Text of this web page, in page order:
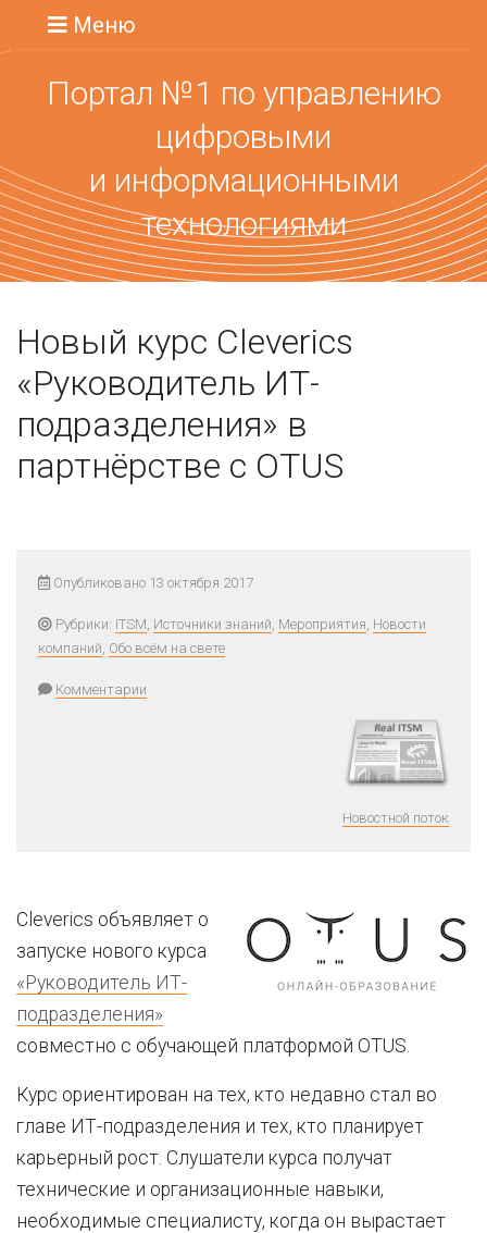
Меню
Портал №1 по управлению
цифровыми
и информационными
технологиями
Новый курс Cleverics
«Руководитель ИТ-
подразделения» в
партнёрстве с OTUS
Опубликовано 13 октября 2017
Рубрики: ITSM, Источники знаний, Мероприятия, Новости
компаний, Обо всём на свете
Комментарии
Новостной поток
Cleverics объявляет о
запуске нового курса
«Руководитель ИТ-
подразделения»
совместно с обучающей платформой OTUS.
Курс ориентирован на тех, кто недавно стал во
главе ИТ-подразделения и тех, кто планирует
карьерный рост. Слушатели курса получат
технические и организационные навыки,
необходимые специалисту, когда он вырастает